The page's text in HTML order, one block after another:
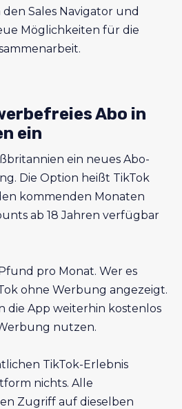
Sales Navigator und
Möglichkeiten für die
Abo in
ein
ein neues Abo-
Die Option heißt TikTok
kommenden Monaten
ab 18 Jahren verfügbar
pro Monat. Wer es
ohne Werbung angezeigt.
die App weiterhin kostenlos
nutzen.
TikTok-Erlebnis
nichts. Alle
Zugriff auf dieselben